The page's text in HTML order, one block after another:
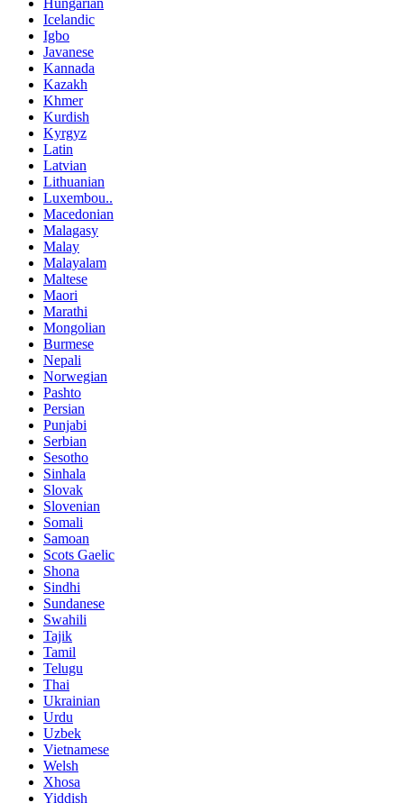
Icelandic
Igbo
Javanese
Kannada
Kazakh
Khmer
Kurdish
Kyrgyz
Latin
Latvian
Lithuanian
Luxembou..
Macedonian
Malagasy
Malay
Malayalam
Maltese
Maori
Marathi
Mongolian
Burmese
Nepali
Norwegian
Pashto
Persian
Punjabi
Serbian
Sesotho
Sinhala
Slovak
Slovenian
Somali
Samoan
Scots Gaelic
Shona
Sindhi
Sundanese
Swahili
Tajik
Tamil
Telugu
Thai
Ukrainian
Urdu
Uzbek
Vietnamese
Welsh
Xhosa
Yiddish